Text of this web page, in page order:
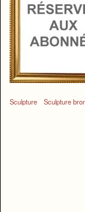
Sculpture Sculpture